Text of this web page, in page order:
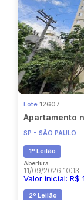
Lote 12607
Apartamento
SP - SÃO PAULO
1º Leilão
Abertura
11/09/2026 10:13
Valor inicial: R$
2º Leilão